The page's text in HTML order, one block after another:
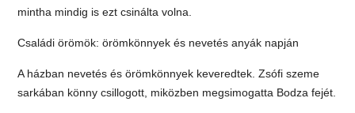
mintha mindig is ezt csinálta volna.
Családi örömök: örömkönnyek és nevetés anyák napján
A házban nevetés és örömkönnyek keveredtek. Zsófi szeme
sarkában könny csillogott, miközben megsimogatta Bodza fejét.